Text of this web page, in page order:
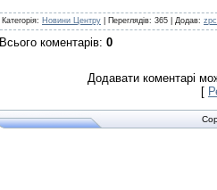
Категорія: Новини Центру Переглядів: 365 Додав:
Всього коментарів: 0
Додавати коментарі
[